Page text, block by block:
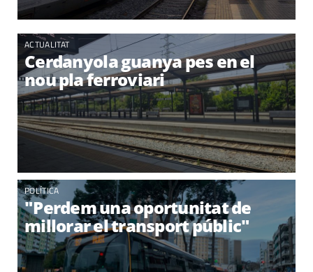
ACTUALITAT
Cerdanyola guanya pes en el
nou pla ferroviari
POLÍTICA
"Perdem una oportunitat de
millorar el transport públic"